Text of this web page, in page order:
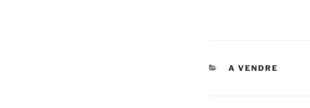
CATÉGORIES
A VENDRE